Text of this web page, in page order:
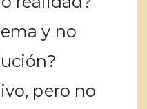
y no
pero no